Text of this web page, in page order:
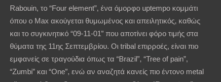
Rabouin, το “Four element”, ένα όμορφο uptempo κομμάτι
όπου ο Max ακούγεται θυμωμένος και απειλητικός, καθώς
και το συγκινητικό “09-11-01” που αποτίνει φόρο τιμής στα
θύματα της 11ης Σεπτεμβρίου. Οι tribal επιρροές, είναι πιο
εμφανείς σε τραγούδια όπως τα “Brazil”, “Tree of pain”,
“Zumbi” και “One”, ενώ αν αναζητά κανείς πιο έντονο metal